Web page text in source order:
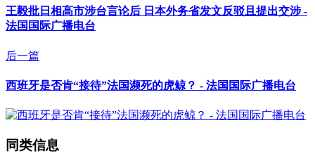
王毅批日相高市涉台言论后 日本外务省发文反驳且提出交涉 -
法国国际广播电台
后一篇
西班牙是否肯“接待”法国濒死的虎鲸？ - 法国国际广播电台
同类信息